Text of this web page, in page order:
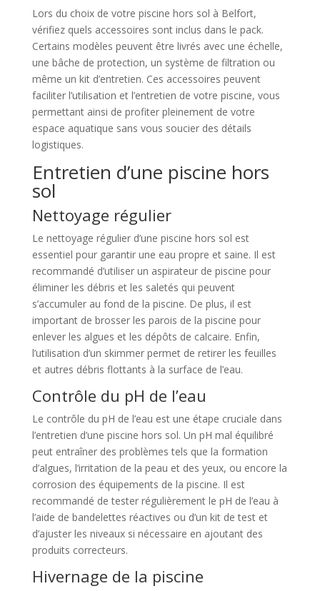
Lors du choix de votre piscine hors sol à Belfort,
vérifiez quels accessoires sont inclus dans le pack.
Certains modèles peuvent être livrés avec une échelle,
une bâche de protection, un système de filtration ou
même un kit d’entretien. Ces accessoires peuvent
faciliter l’utilisation et l’entretien de votre piscine, vous
permettant ainsi de profiter pleinement de votre
espace aquatique sans vous soucier des détails
logistiques.
Entretien d’une piscine hors
sol
Nettoyage régulier
Le nettoyage régulier d’une piscine hors sol est
essentiel pour garantir une eau propre et saine. Il est
recommandé d’utiliser un aspirateur de piscine pour
éliminer les débris et les saletés qui peuvent
s’accumuler au fond de la piscine. De plus, il est
important de brosser les parois de la piscine pour
enlever les algues et les dépôts de calcaire. Enfin,
l’utilisation d’un skimmer permet de retirer les feuilles
et autres débris flottants à la surface de l’eau.
Contrôle du pH de l’eau
Le contrôle du pH de l’eau est une étape cruciale dans
l’entretien d’une piscine hors sol. Un pH mal équilibré
peut entraîner des problèmes tels que la formation
d’algues, l’irritation de la peau et des yeux, ou encore la
corrosion des équipements de la piscine. Il est
recommandé de tester régulièrement le pH de l’eau à
l’aide de bandelettes réactives ou d’un kit de test et
d’ajuster les niveaux si nécessaire en ajoutant des
produits correcteurs.
Hivernage de la piscine